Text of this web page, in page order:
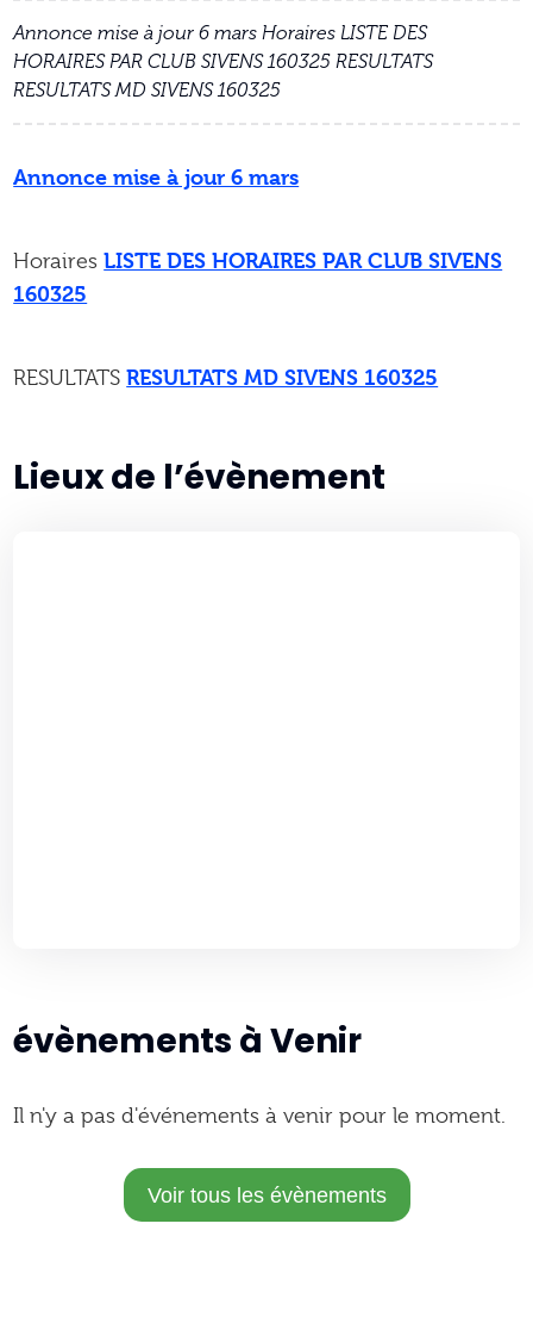
Annonce mise à jour 6 mars Horaires LISTE DES
HORAIRES PAR CLUB SIVENS 160325 RESULTATS
RESULTATS MD SIVENS 160325
Annonce mise à jour 6 mars
HorairesLISTE DES HORAIRES PAR CLUB SIVENS
160325
RESULTATSRESULTATS MD SIVENS 160325
Lieux de l’évènement
évènements à Venir
Il n'y a pas d'événements à venir pour le moment.
Voir tous les évènements